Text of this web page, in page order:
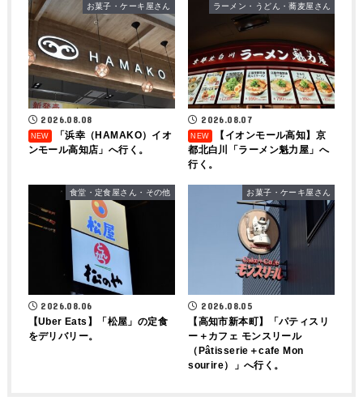
お菓子・ケーキ屋さん
2026.08.08
「浜幸（HAMAKO）イオ
ンモール高知店」へ行く。
ラーメン・うどん・蕎麦屋さん
2026.08.07
【イオンモール高知】京
都北白川「ラーメン魁力屋」へ
行く。
食堂・定食屋さん・その他
2026.08.06
【Uber Eats】「松屋」の定食
をデリバリー。
お菓子・ケーキ屋さん
2026.08.05
【高知市新本町】「パティスリ
ー＋カフェ モンスリール
（Pâtisserie＋cafe Mon
sourire）」へ行く。